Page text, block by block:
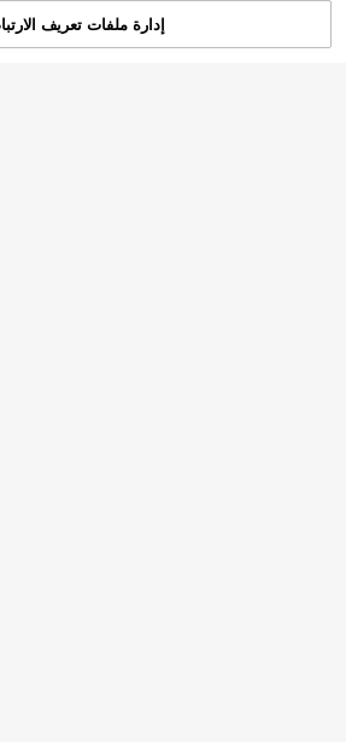
تم بيعهاإدارة ملفات تعريف